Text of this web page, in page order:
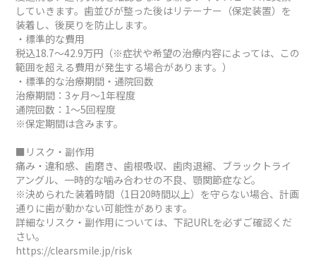
していきます。歯並びが整った後はリテーナー（保定装置）を
装着し、後戻りを防止します。
・標準的な費用
税込18.7～42.9万円（※症状や希望の治療内容によっては、この
範囲を超える費用が発生する場合があります。）
・標準的な治療期間・通院回数
治療期間：3ヶ月～1年程度
通院回数：1～5回程度
※保定期間は含みます。
■リスク・副作用
痛み・違和感、歯磨き、歯根吸収、歯肉退縮、ブラックトライ
アングル、一時的な噛み合わせの不良、顎関節症など。
※決められた装着時間（1日20時間以上）を守らない場合、計画
通りに歯が動かない可能性があります。
詳細なリスク・副作用については、下記URLを必ずご確認くだ
さい。
https://clearsmile.jp/risk